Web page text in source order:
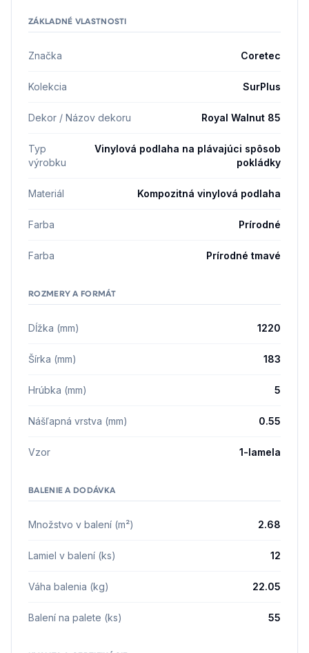
ZÁKLADNÉ VLASTNOSTI
Značka Coretec
Kolekcia SurPlus
Dekor / Názov dekoru Royal Walnut 85
Typ
výrobku
Vinylová podlaha na plávajúci spôsob
pokládky
Materiál Kompozitná vinylová podlaha
Farba Prírodné
Farba Prírodné tmavé
ROZMERY A FORMÁT
Dĺžka (mm) 1220
Šírka (mm) 183
Hrúbka (mm) 5
Nášľapná vrstva (mm) 0.55
Vzor 1-lamela
BALENIE A DODÁVKA
Množstvo v balení (m²) 2.68
Lamiel v balení (ks) 12
Váha balenia (kg) 22.05
Balení na palete (ks) 55